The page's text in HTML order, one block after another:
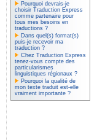
Pourquoi devrais-je
choisir Traduction Express
comme partenaire pour
tous mes besoins en
traductions ?
Dans quel(s) format(s)
puis-je recevoir ma
traduction ?
Chez Traduction Express
tenez-vous compte des
particularismes
linguistiques régionaux ?
Pourquoi la qualité de
mon texte traduit est-elle
vraiment importante ?